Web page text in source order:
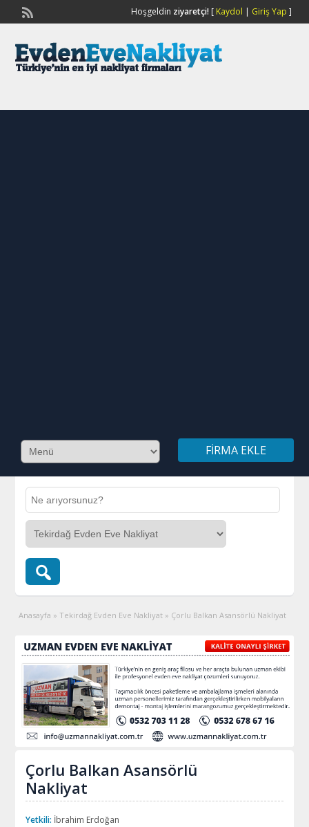
Hoşgeldin ziyaretçi![ Kaydol | Giriş Yap ]
FIRMA EKLE
Anasayfa » Tekirdağ Evden Eve Nakliyat » Çorlu Balkan Asansörlü Nakliyat
Çorlu Balkan Asansörlü
Nakliyat
Yetkili: İbrahim Erdoğan